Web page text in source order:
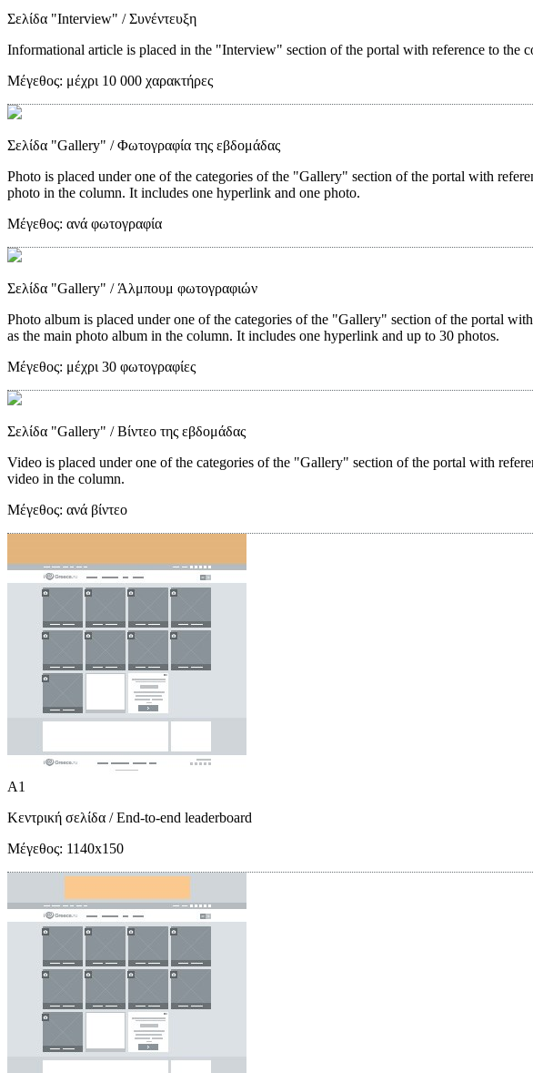
Σελίδα "Interview" / Συνέντευξη
Informational article is placed in the "Interview" section of the portal with reference to
Μέγεθος: μέχρι 10 000 χαρακτήρες
Σελίδα "Gallery" / Φωτογραφία της εβδομάδας
Photo is placed under one of the categories of the "Gallery" section of the portal with
photo in the column. It includes one hyperlink and one photo.
Μέγεθος: ανά φωτογραφία
Σελίδα "Gallery" / Άλμπουμ φωτογραφιών
Photo album is placed under one of the categories of the "Gallery" section of the portal
as the main photo album in the column. It includes one hyperlink and up to 30 photos.
Μέγεθος: μέχρι 30 φωτογραφίες
Σελίδα "Gallery" / Βίντεο της εβδομάδας
Video is placed under one of the categories of the "Gallery" section of the portal with
video in the column.
Μέγεθος: ανά βίντεο
A1
Κεντρική σελίδα / End-to-end leaderboard
Μέγεθος: 1140x150